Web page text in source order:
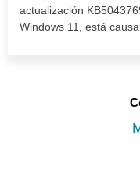
actualización
Windows 11, está